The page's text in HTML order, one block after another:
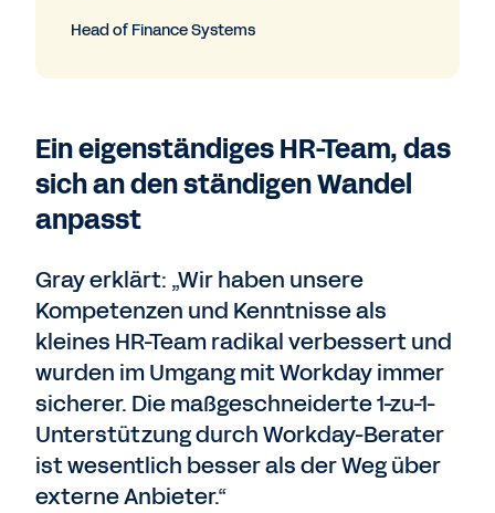
Head of Finance Systems
Ein eigenständiges HR-Team, das
sich an den ständigen Wandel
anpasst
Gray erklärt: „Wir haben unsere
Kompetenzen und Kenntnisse als
kleines HR-Team radikal verbessert und
wurden im Umgang mit Workday immer
sicherer. Die maßgeschneiderte 1-zu-1-
Unterstützung durch Workday-Berater
ist wesentlich besser als der Weg über
externe Anbieter.“